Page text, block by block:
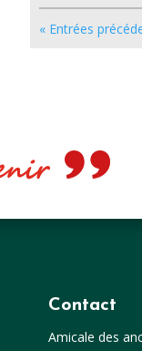
« Entrées
Contact
Amicale des